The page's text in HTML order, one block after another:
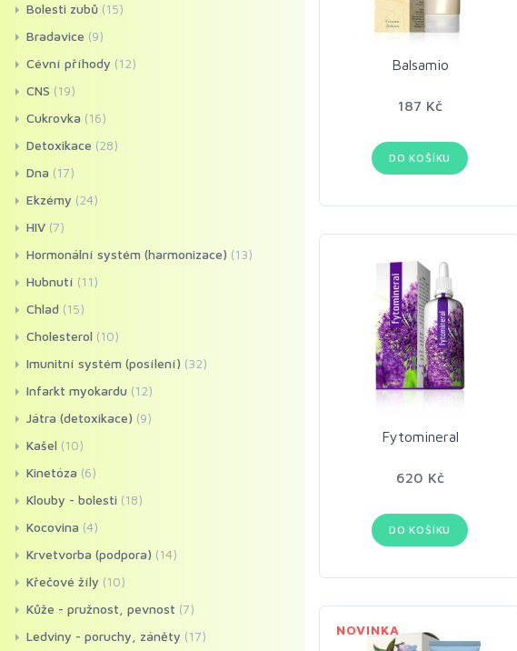
Balsamio
187 Kč
DO KOŠÍKU
Fytomineral
620 Kč
DO KOŠÍKU
NOVINKA
Bolesti zubů (15)
Bradavice (9)
Cévní příhody (12)
CNS (19)
Cukrovka (16)
Detoxikace (28)
Dna (17)
Ekzémy (24)
HIV (7)
Hormonální systém (harmonizace) (13)
Hubnutí (11)
Chlad (15)
Cholesterol (10)
Imunitní systém (posílení) (32)
Infarkt myokardu (12)
Játra (detoxikace) (9)
Kašel (10)
Kinetóza (6)
Klouby - bolesti (18)
Kocovina (4)
Krvetvorba (podpora) (14)
Křečové žíly (10)
Kůže - pružnost, pevnost (7)
Ledviny - poruchy, záněty (17)